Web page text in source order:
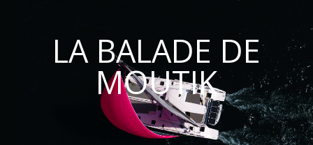
LA BALADE DE
MOUTIK